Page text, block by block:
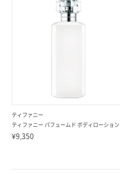
ティファニー
ティファニー パフュームド ボディローション
¥9,350